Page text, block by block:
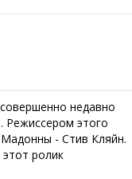
недавно
Режиссером этого
- Стив Кляйн.
ролик